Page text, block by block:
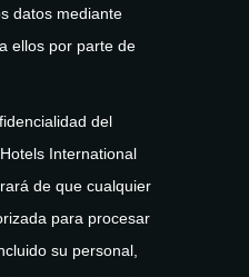
datos mediante
ellos por parte de
del
International
de que cualquier
para procesar
su personal,